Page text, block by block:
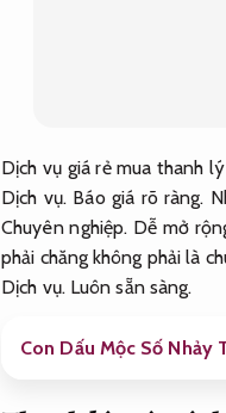
Dịch vụ giá rẻ mua thanh
Dịch vụ. Báo giá rõ ràng.
Chuyên nghiệp. Dễ mở
phải chăng không phải là
Dịch vụ. Luôn sẵn sàng.
Con Dấu Mộc Số